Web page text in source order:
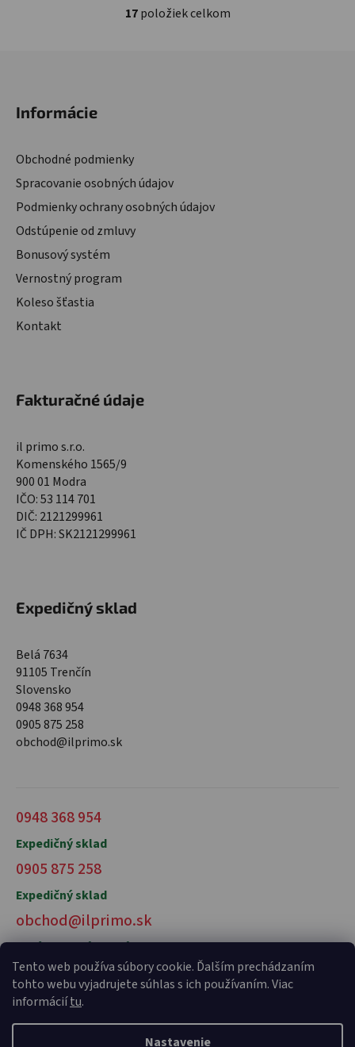
Tento web používa súbory cookie. Ďalším prechádzaním
tohto webu vyjadrujete súhlas s ich používaním. Viac
informáciítu.
Nastavenie
Ovládacie prvky výpisu
17položiek celkom
Informácie
Obchodné podmienky
Spracovanie osobných údajov
Podmienky ochrany osobných údajov
Odstúpenie od zmluvy
Bonusový systém
Vernostný program
Koleso šťastia
Kontakt
Fakturačné údaje
il primo s.r.o.
Komenského 1565/9
900 01 Modra
IČO: 53 114 701
DIČ: 2121299961
IČ DPH: SK2121299961
Expedičný sklad
Belá 7634
91105 Trenčín
Slovensko
0948 368 954
0905 875 258
obchod@ilprimo.sk
0948 368 954
Expedičný sklad
0905 875 258
Expedičný sklad
obchod@ilprimo.sk
V prípade otázok nás kontaktujte